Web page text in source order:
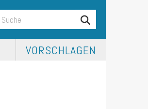
VORSCHLAGEN